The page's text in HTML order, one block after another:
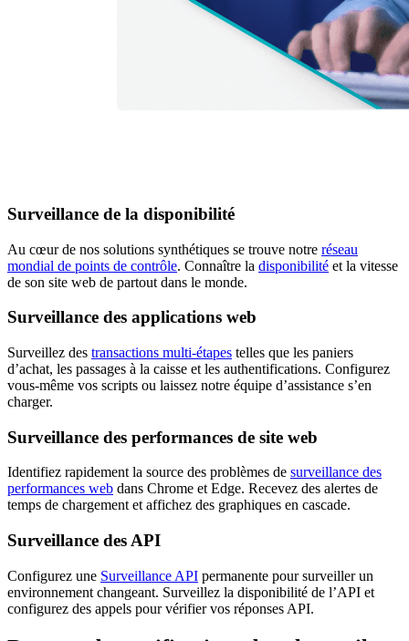
Surveillance de la disponibilité
Au cœur de nos solutions synthétiques se trouve notre réseau
mondial de points de contrôle. Connaître la disponibilité et la vitesse
de son site web de partout dans le monde.
Surveillance des applications web
Surveillez des transactions multi-étapes telles que les paniers
d’achat, les passages à la caisse et les authentifications. Configurez
vous-même vos scripts ou laissez notre équipe d’assistance s’en
charger.
Surveillance des performances de site web
Identifiez rapidement la source des problèmes de surveillance des
performances web dans Chrome et Edge. Recevez des alertes de
temps de chargement et affichez des graphiques en cascade.
Surveillance des API
Configurez une Surveillance API permanente pour surveiller un
environnement changeant. Surveillez la disponibilité de l’API et
configurez des appels pour vérifier vos réponses API.